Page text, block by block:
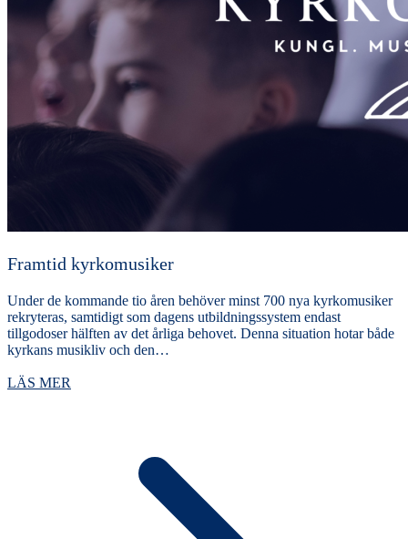
Framtid kyrkomusiker
Under de kommande tio åren behöver minst 700 nya kyrkomusiker
rekryteras, samtidigt som dagens utbildningssystem endast
tillgodoser hälften av det årliga behovet. Denna situation hotar både
kyrkans musikliv och den…
LÄS MER